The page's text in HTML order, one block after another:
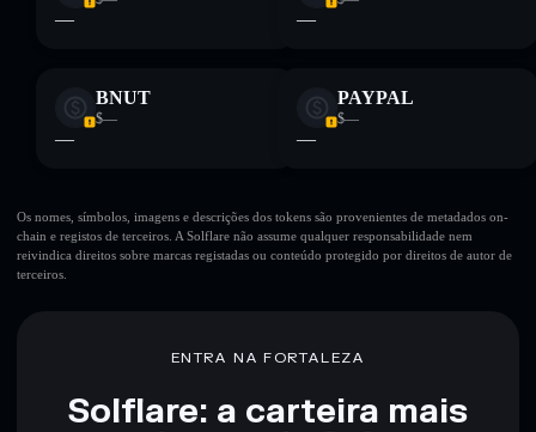
— —
BNUT
$—
—
PAYPAL
$—
—
Os nomes, símbolos, imagens e descrições dos tokens são provenientes de metadados on-
chain e registos de terceiros. A Solflare não assume qualquer responsabilidade nem
reivindica direitos sobre marcas registadas ou conteúdo protegido por direitos de autor de
terceiros.
ENTRA NA FORTALEZA
Solflare: a carteira mais